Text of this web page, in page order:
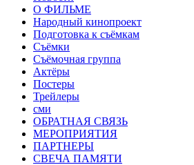
О ФИЛЬМЕ
Народный кинопроект
Подготовка к съёмкам
Съёмки
Съёмочная группа
Актёры
Постеры
Трейлеры
сми
ОБРАТНАЯ СВЯЗЬ
МЕРОПРИЯТИЯ
ПАРТНЕРЫ
СВЕЧА ПАМЯТИ